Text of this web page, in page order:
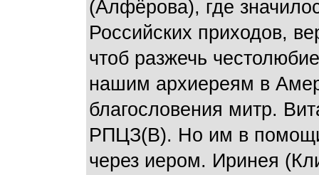
(Алфёрова), где
Российских приходов,
чтоб разжечь
нашим архиереям в
благословения митр.
РПЦЗ(В). Но им в помощи
через иером. Иринея